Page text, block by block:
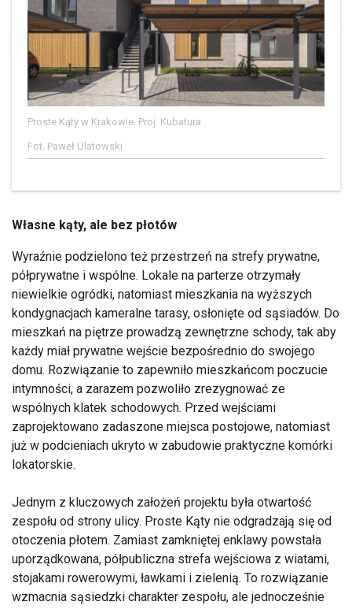
Proste Kąty w Krakowie. Proj. Kubatura
Fot. Paweł Ulatowski
Własne kąty, ale bez płotów
Wyraźnie podzielono też przestrzeń na strefy prywatne,
półprywatne i wspólne. Lokale na parterze otrzymały
niewielkie ogródki, natomiast mieszkania na wyższych
kondygnacjach kameralne tarasy, osłonięte od sąsiadów. Do
mieszkań na piętrze prowadzą zewnętrzne schody, tak aby
każdy miał prywatne wejście bezpośrednio do swojego
domu. Rozwiązanie to zapewniło mieszkańcom poczucie
intymności, a zarazem pozwoliło zrezygnować ze
wspólnych klatek schodowych. Przed wejściami
zaprojektowano zadaszone miejsca postojowe, natomiast
już w podcieniach ukryto w zabudowie praktyczne komórki
lokatorskie.
Jednym z kluczowych założeń projektu była otwartość
zespołu od strony ulicy. Proste Kąty nie odgradzają się od
otoczenia płotem. Zamiast zamkniętej enklawy powstała
uporządkowana, półpubliczna strefa wejściowa z wiatami,
stojakami rowerowymi, ławkami i zielenią. To rozwiązanie
wzmacnia sąsiedzki charakter zespołu, ale jednocześnie